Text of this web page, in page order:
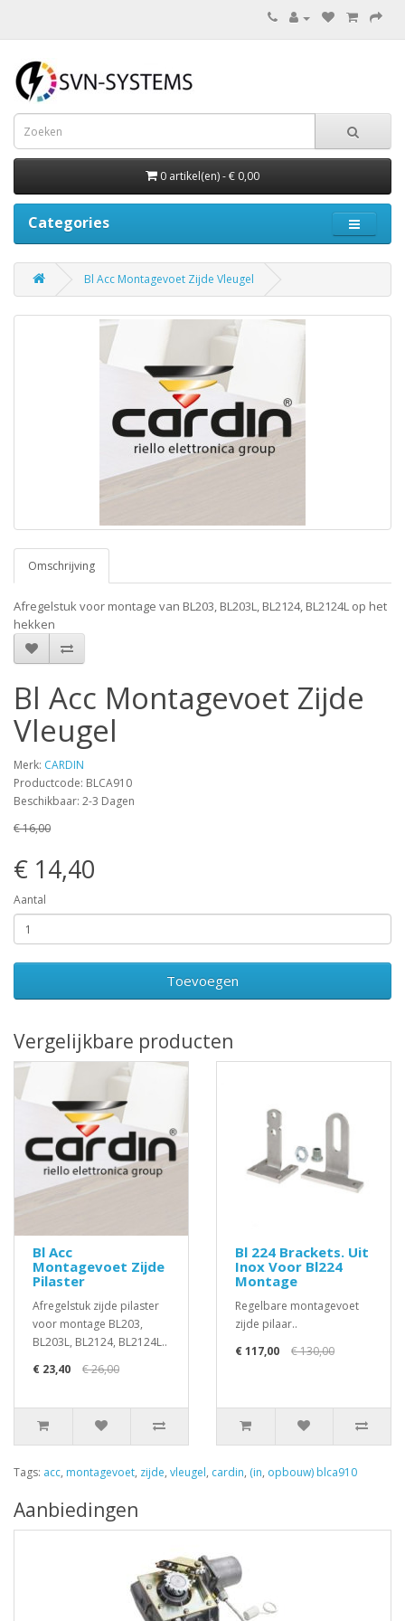
0 artikel(en) - € 0,00
Categories
Bl Acc Montagevoet Zijde Vleugel
Omschrijving
Afregelstuk voor montage van BL203, BL203L, BL2124, BL2124L op het
hekken
Bl Acc Montagevoet Zijde
Vleugel
Merk: CARDIN
Productcode: BLCA910
Beschikbaar: 2-3 Dagen
€ 16,00
€ 14,40
Aantal
Toevoegen
Vergelijkbare producten
Bl Acc
Montagevoet Zijde
Pilaster
Afregelstuk zijde pilaster
voor montage BL203,
BL203L, BL2124, BL2124L..
€ 23,40
€ 26,00
Bl 224 Brackets. Uit
Inox Voor Bl224
Montage
Regelbare montagevoet
zijde pilaar..
€ 117,00
€ 130,00
Tags: acc, montagevoet, zijde, vleugel, cardin, (in, opbouw) blca910
Aanbiedingen